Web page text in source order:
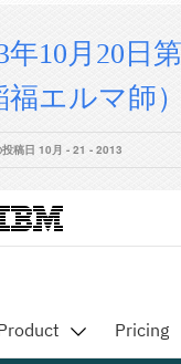
年10月20日
福エルマ師）
投稿日 10月 - 21 - 2013